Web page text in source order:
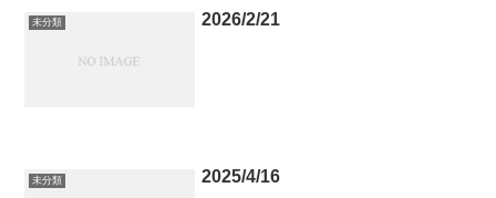
未分類 2026/2/21
未分類 2025/4/16